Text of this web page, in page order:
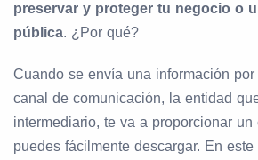
preservar y proteger tu negocio o
pública. ¿Por qué?
Cuando se envía una información
canal de comunicación, la entidad
intermediario, te va a proporcionar un
puedes fácilmente descargar. En